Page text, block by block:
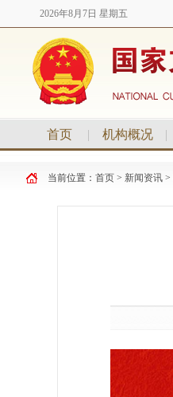
2026年8月7日 星期五
首页 | 机构概况 |
当前位置： 首页 > 新闻资讯 >